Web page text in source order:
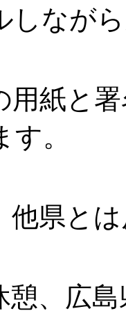
しなが
用紙と
。
他県と
憩、広